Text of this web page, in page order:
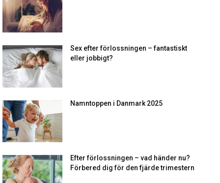
Sex efter förlossningen – fantastiskt
eller jobbigt?
Namntoppen i Danmark 2025
Efter förlossningen – vad händer nu?
Förbered dig för den fjärde trimestern